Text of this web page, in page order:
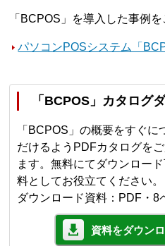
「BCPOS」を導入した事例を
パソコンPOSシステム「
「BCPOS」カタログ
「BCPOS」の概要をすぐに
だけるようPDFカタログを
ます。無料にてダウンロー
料としてお役立てください。
ダウンロード資料：PDF・8
資料をダウン